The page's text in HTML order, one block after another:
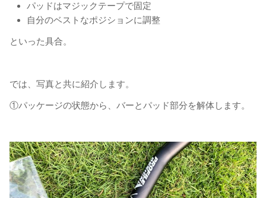
パッドはマジックテープで固定
自分のベストなポジションに調整
といった具合。
では、写真と共に紹介します。
①パッケージの状態から、バーとパッド部分を解体します。